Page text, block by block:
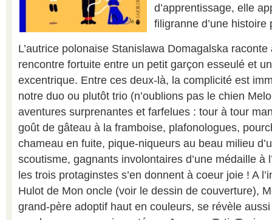
d’apprentissage, elle
filigranne d’une
L’autrice polonaise Stanislawa Domagalska
rencontre fortuite entre un petit garçon esseulé et
excentrique. Entre ces deux-là, la complicité est
notre duo ou plutôt trio (n’oublions pas le chien
aventures surprenantes et farfelues : tour à tour
goût de gâteau à la framboise, plafonologues,
chameau en fuite, pique-niqueurs au beau milieu
scoutisme, gagnants involontaires d’une médaille à
les trois protaginstes s’en donnent à coeur joie ! A
Hulot de Mon oncle (voir le dessin de couverture),
grand-père adoptif haut en couleurs, se révèle